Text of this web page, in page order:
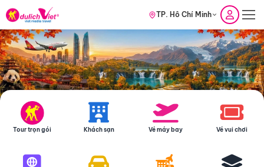
TP. Hồ Chí Minh
Tour trọn gói Khách sạn Vé máy bay Vé vui chơi